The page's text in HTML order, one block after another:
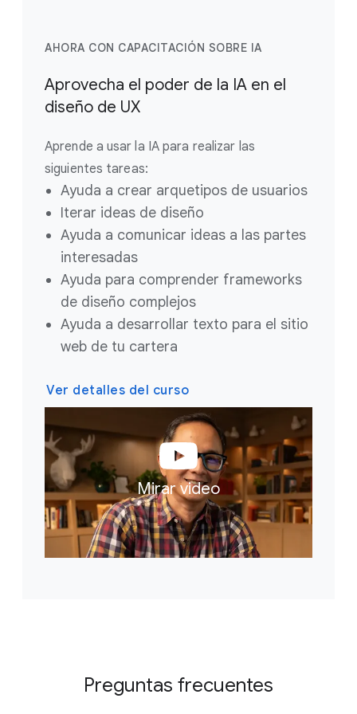
Mirar video
AHORA CON CAPACITACIÓN SOBRE IA
Aprovecha el poder de la IA en el
diseño de UX
Aprende a usar la IA para realizar las
siguientes tareas:
Ayuda a crear arquetipos de usuarios
Iterar ideas de diseño
Ayuda a comunicar ideas a las partes
interesadas
Ayuda para comprender frameworks
de diseño complejos
Ayuda a desarrollar texto para el sitio
web de tu cartera
Ver detalles del curso
Preguntas frecuentes